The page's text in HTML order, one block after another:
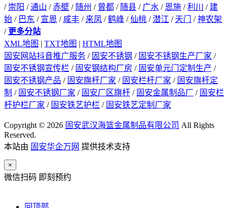
/ 崇阳 /通山 /赤壁 / 随州 / 曾都 / 随县 / 广水 / 恩施 /利川 / 建
始 / 巴东 / 宣恩 / 咸丰 / 来凤 /鹤峰 /仙桃 /潜江 / 天门 /神农架
/ 更多分站
XML地图 | TXT地图 | HTML地图
固安网站抖音推广服务 / 固安不锈钢 / 固安不锈钢生产厂家 /
固安不锈钢宣传栏 / 固安钢结构厂房 / 固安单元门定制生产 /
固安不锈钢产品 / 固安旗杆厂家 / 固安栏杆厂家 / 固安旗杆定
制 / 固安不锈钢厂家 / 固安厂区旗杆 / 固安金属制品厂 / 固安栏
杆护栏厂家 / 固安铁艺护栏 / 固安铁艺定制厂家
Copyright © 2026 固安武汉海篮金属制品有限公司 All Rights
Reserved.
本站由 固安华企万网 提供技术支持
×
微信扫码 即刻预约